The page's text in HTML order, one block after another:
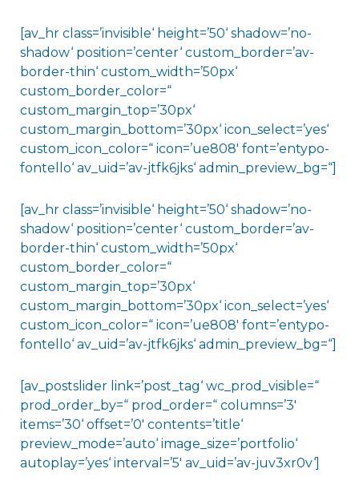
[av_hr class=’invisible‘ height=’50‘ shadow=’no-
shadow‘ position=’center‘ custom_border=’av-
border-thin‘ custom_width=’50px‘
custom_border_color=“
custom_margin_top=’30px‘
custom_margin_bottom=’30px‘ icon_select=’yes‘
custom_icon_color=“ icon=’ue808′ font=’entypo-
fontello‘ av_uid=’av-jtfk6jks‘ admin_preview_bg=“]
[av_hr class=’invisible‘ height=’50‘ shadow=’no-
shadow‘ position=’center‘ custom_border=’av-
border-thin‘ custom_width=’50px‘
custom_border_color=“
custom_margin_top=’30px‘
custom_margin_bottom=’30px‘ icon_select=’yes‘
custom_icon_color=“ icon=’ue808′ font=’entypo-
fontello‘ av_uid=’av-jtfk6jks‘ admin_preview_bg=“]
[av_postslider link=’post_tag‘ wc_prod_visible=“
prod_order_by=“ prod_order=“ columns=’3′
items=’30‘ offset=’0′ contents=’title‘
preview_mode=’auto‘ image_size=’portfolio‘
autoplay=’yes‘ interval=’5′ av_uid=’av-juv3xr0v‘]